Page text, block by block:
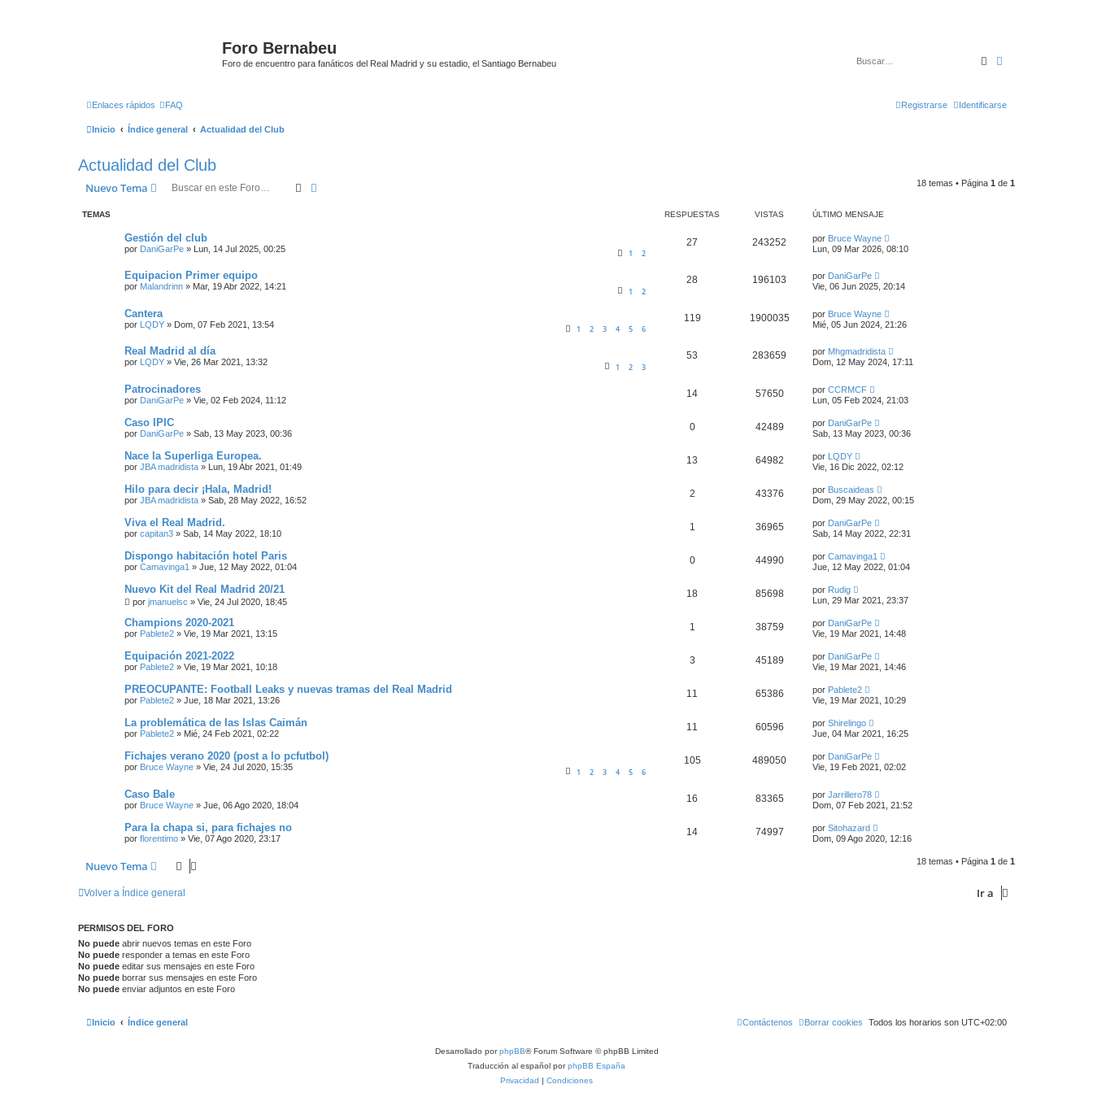
Foro Bernabeu
Foro de encuentro para fanáticos del Real Madrid y su estadio, el Santiago Bernabeu Buscar
Enlaces rápidos FAQ Identificarse
Registrarse
Inicio Índice general Actualidad del Club
Actualidad del Club
Nuevo Tema Buscar 18 temas • Página 1 de 1
TEMAS RESPUESTAS VISTAS ÚLTIMO MENSAJE
Gestión del club
por DaniGarPe » Lun, 14 Jul 2025, 00:25 1 2
27 243252 por Bruce Wayne
Lun, 09 Mar 2026, 08:10
Equipacion Primer equipo
por Malandrinn » Mar, 19 Abr 2022, 14:21 1 2
28 196103 por DaniGarPe
Vie, 06 Jun 2025, 20:14
Cantera
por LQDY » Dom, 07 Feb 2021, 13:54 1 2 3 4 5 6
119 1900035 por Bruce Wayne
Mié, 05 Jun 2024, 21:26
Real Madrid al día
por LQDY » Vie, 26 Mar 2021, 13:32 1 2 3
53 283659 por Mhgmadridista
Dom, 12 May 2024, 17:11
Patrocinadores
por DaniGarPe » Vie, 02 Feb 2024, 11:12
14 57650 por CCRMCF
Lun, 05 Feb 2024, 21:03
Caso IPIC
por DaniGarPe » Sab, 13 May 2023, 00:36
0 42489 por DaniGarPe
Sab, 13 May 2023, 00:36
Nace la Superliga Europea.
por JBA madridista » Lun, 19 Abr 2021, 01:49
13 64982 por LQDY
Vie, 16 Dic 2022, 02:12
Hilo para decir ¡Hala, Madrid!
por JBA madridista » Sab, 28 May 2022, 16:52
2 43376 por Buscaideas
Dom, 29 May 2022, 00:15
Viva el Real Madrid.
por capitan3 » Sab, 14 May 2022, 18:10
1 36965 por DaniGarPe
Sab, 14 May 2022, 22:31
Dispongo habitación hotel Paris
por Camavinga1 » Jue, 12 May 2022, 01:04
0 44990 por Camavinga1
Jue, 12 May 2022, 01:04
Nuevo Kit del Real Madrid 20/21
por jmanuelsc » Vie, 24 Jul 2020, 18:45
18 85698 por Rudig
Lun, 29 Mar 2021, 23:37
Champions 2020-2021
por Pablete2 » Vie, 19 Mar 2021, 13:15
1 38759 por DaniGarPe
Vie, 19 Mar 2021, 14:48
Equipación 2021-2022
por Pablete2 » Vie, 19 Mar 2021, 10:18
3 45189 por DaniGarPe
Vie, 19 Mar 2021, 14:46
PREOCUPANTE: Football Leaks y nuevas tramas del Real Madrid
por Pablete2 » Jue, 18 Mar 2021, 13:26
11 65386 por Pablete2
Vie, 19 Mar 2021, 10:29
La problemática de las Islas Caimán
por Pablete2 » Mié, 24 Feb 2021, 02:22
11 60596 por Shirelingo
Jue, 04 Mar 2021, 16:25
Fichajes verano 2020 (post a lo pcfutbol)
por Bruce Wayne » Vie, 24 Jul 2020, 15:35 1 2 3 4 5 6
105 489050 por DaniGarPe
Vie, 19 Feb 2021, 02:02
Caso Bale
por Bruce Wayne » Jue, 06 Ago 2020, 18:04
16 83365 por Jarrillero78
Dom, 07 Feb 2021, 21:52
Para la chapa si, para fichajes no
por florentimo » Vie, 07 Ago 2020, 23:17
14 74997 por Sitohazard
Dom, 09 Ago 2020, 12:16
Nuevo Tema 18 temas • Página 1 de 1
Volver a Índice general Ir a
PERMISOS DEL FORO
No puede abrir nuevos temas en este Foro
No puede responder a temas en este Foro
No puede editar sus mensajes en este Foro
No puede borrar sus mensajes en este Foro
No puede enviar adjuntos en este Foro
Inicio Índice general Todos los horarios son UTC+02:00
Borrar cookies
Contáctenos
Desarrollado porphpBB® Forum Software © phpBB Limited
Traducción al español porphpBB España
Privacidad | Condiciones